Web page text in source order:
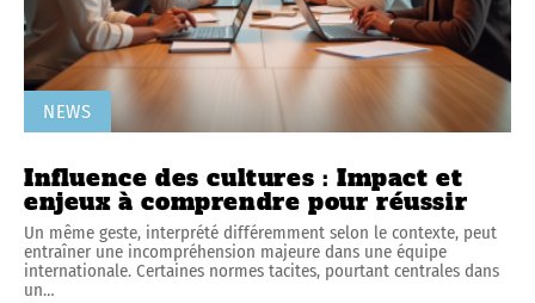
NEWS
Influence des cultures : Impact et
enjeux à comprendre pour réussir
Un même geste, interprété différemment selon le contexte, peut
entraîner une incompréhension majeure dans une équipe
internationale. Certaines normes tacites, pourtant centrales dans
un…